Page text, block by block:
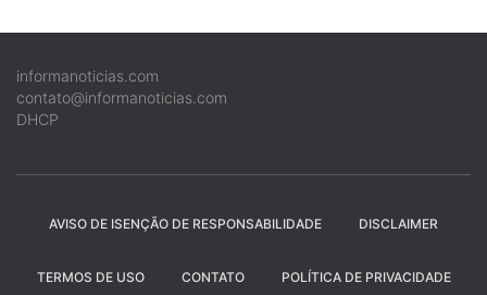
informanoticias.com
contato@informanoticias.com
DHCP
AVISO DE ISENÇÃO DE RESPONSABILIDADE DISCLAIMER
TERMOS DE USO CONTATO POLÍTICA DE PRIVACIDADE